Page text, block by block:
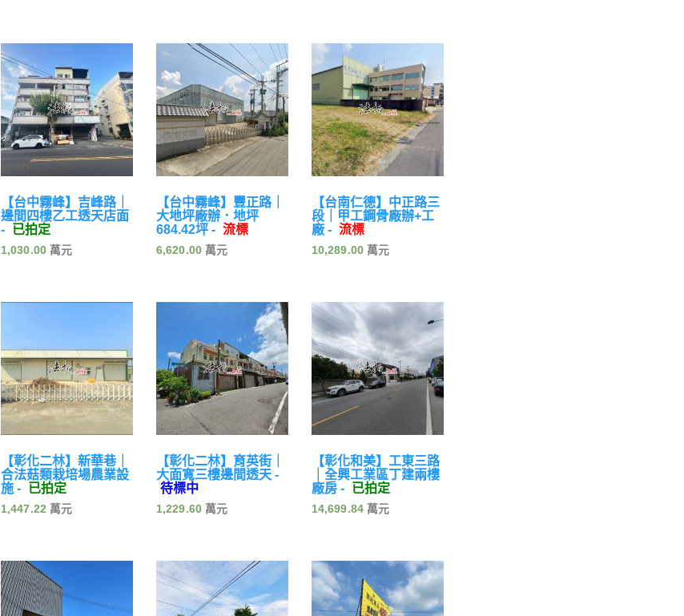
【台中霧峰】吉峰路｜
邊間四樓乙工透天店面
- 已拍定
1,030.00
【台中霧峰】豐正路｜
大地坪廠辦．地坪
684.42坪 - 流標
6,620.00
【台南仁德】中正路三
段｜甲工鋼骨廠辦+工
廠 - 流標
10,289.00
【彰化二林】新華巷｜
合法菇類栽培場農業設
施 - 已拍定
1,447.22
【彰化二林】育英街｜
大面寬三樓邊間透天 -
待標中
1,229.60
【彰化和美】工東三路
｜全興工業區丁建兩樓
廠房 - 已拍定
14,699.84